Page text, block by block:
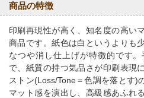
商品の特徴
印刷再現性が高く、知名度の高い
商品です。紙色は白というよりも
なつや消し仕上げが特徴的です
で、紙質の持つ気品さが印刷表現
ストン(Loss/Tone＝色調を落とす)
マット感を演出し、高級感あふれ